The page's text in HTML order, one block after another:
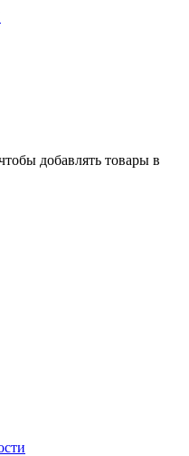
добавлять товары в